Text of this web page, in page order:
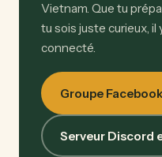
Vietnam. Que tu
tu sois juste curieux,
connecté.
Groupe
Serveur Discord